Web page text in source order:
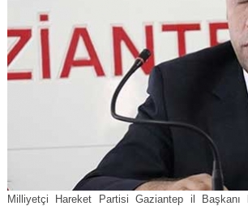
Milliyetçi Hareket Partisi Gaziantep il Başkanı